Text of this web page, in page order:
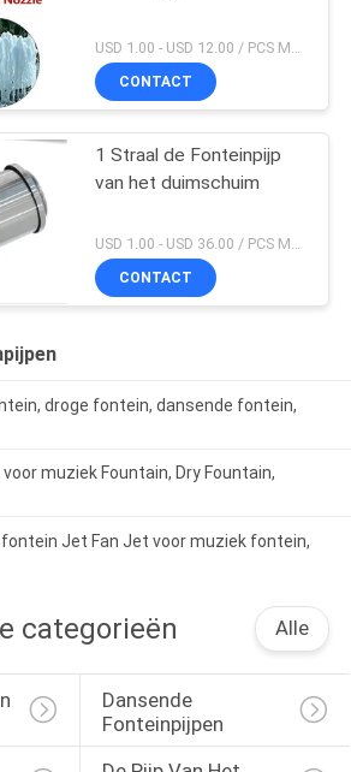
USD 1.00 - USD 12.00 / PCS MOQ:PCs 1
CONTACT
1 Straal de Fonteinpijp
van het duimschuim
CONTACT
droge fontein, dansende fontein,
muziek Fountain, Dry Fountain,
Jet Fan Jet voor muziek fontein,
categorieën Alle
Dansende
Fonteinpijpen